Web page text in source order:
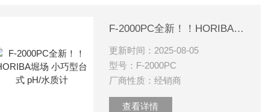
F-2000PC全新！！HORIBA堀场 小巧型台式 pH/水质计
更新时间：2025-08-05
型号：F-2000PC
厂商性质：经销商
查看详情